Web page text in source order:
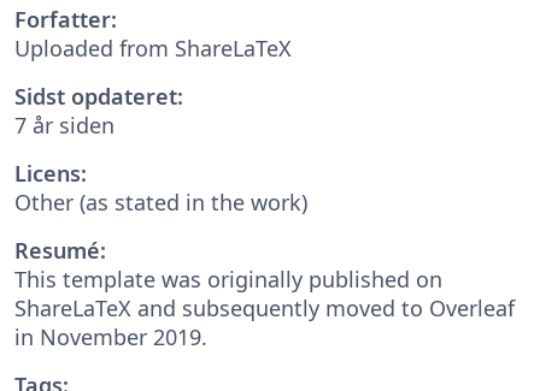
Forfatter:
Uploaded from ShareLaTeX
Sidst opdateret:
7 år siden
Licens:
Other (as stated in the work)
Resumé:
This template was originally published on
ShareLaTeX and subsequently moved to Overleaf
in November 2019.
Tags: